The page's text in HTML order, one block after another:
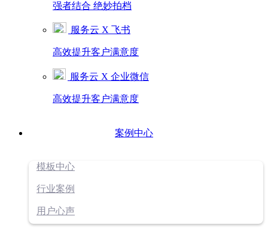
强者结合 绝妙拍档
服务云 X 飞书
高效提升客户满意度
服务云 X 企业微信
高效提升客户满意度
案例中心
模板中心
行业案例
用户心声